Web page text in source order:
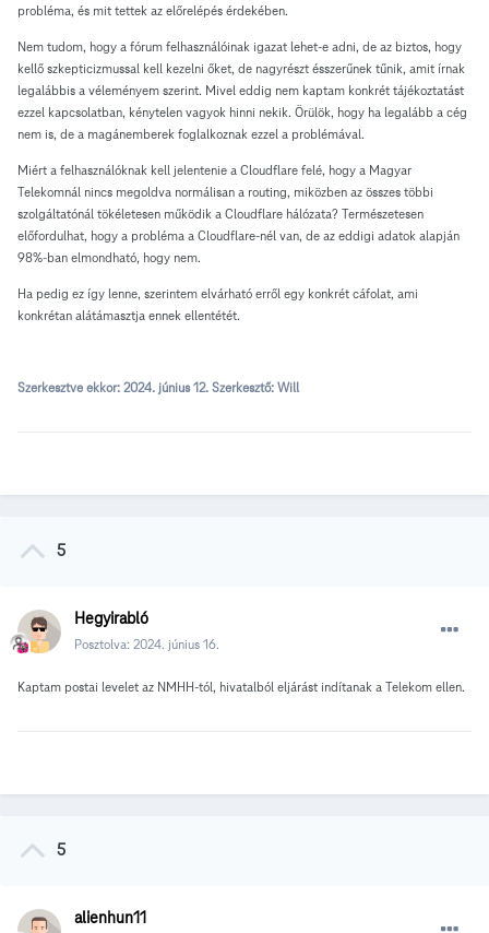
probléma, és mit tettek az előrelépés érdekében.
Nem tudom, hogy a fórum felhasználóinak igazat lehet-e adni, de az biztos, hogy
kellő szkepticizmussal kell kezelni őket, de nagyrészt ésszerűnek tűnik, amit írnak
legalábbis a véleményem szerint. Mivel eddig nem kaptam konkrét tájékoztatást
ezzel kapcsolatban, kénytelen vagyok hinni nekik. Örülök, hogy ha legalább a cég
nem is, de a magánemberek foglalkoznak ezzel a problémával.
Miért a felhasználóknak kell jelentenie a Cloudflare felé, hogy a Magyar
Telekomnál nincs megoldva normálisan a routing, miközben az összes többi
szolgáltatónál tökéletesen működik a Cloudflare hálózata? Természetesen
előfordulhat, hogy a probléma a Cloudflare-nél van, de az eddigi adatok alapján
98%-ban elmondható, hogy nem.
Ha pedig ez így lenne, szerintem elvárható erről egy konkrét cáfolat, ami
konkrétan alátámasztja ennek ellentétét.
Szerkesztve ekkor: 2024. június 12. Szerkesztő: Will
5
Hegyirabló
Posztolva: 2024. június 16.
Kaptam postai levelet az NMHH-tól, hivatalból eljárást indítanak a Telekom ellen.
5
alienhun11